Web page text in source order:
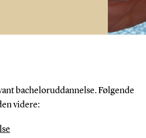
bacheloruddannelse. Følgende
videre: